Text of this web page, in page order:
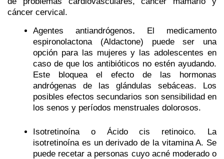
cáncer cervical.
Agentes antiandrógenos. El medicamento
espironolactona (Aldactone) puede ser una
opción para las mujeres y las adolescentes en
caso de que los antibióticos no estén ayudando.
Este bloquea el efecto de las hormonas
andrógenas de las glándulas sebáceas. Los
posibles efectos secundarios son sensibilidad en
los senos y períodos menstruales dolorosos.
Isotretinoína o Ácido cis retinoico. La
isotretinoína es un derivado de la vitamina A. Se
puede recetar a personas cuyo acné moderado o